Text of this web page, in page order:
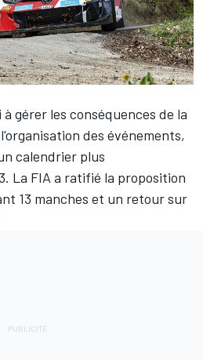
gérer les conséquences de la
des événements,
calendrier plus
La FIA a ratifié la proposition
13 manches et un retour sur